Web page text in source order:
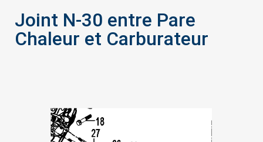
Joint N-30 entre Pare
Chaleur et Carburateur